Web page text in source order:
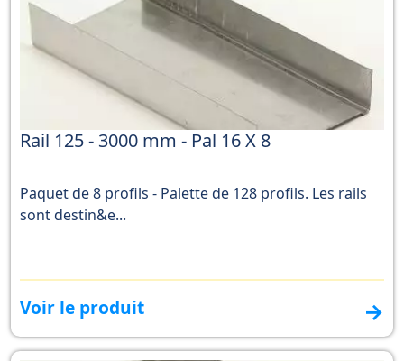
Rail 125 - 3000 mm - Pal 16 X 8
Paquet de 8 profils - Palette de 128 profils. Les rails
sont destin&e...
Voir le produit →